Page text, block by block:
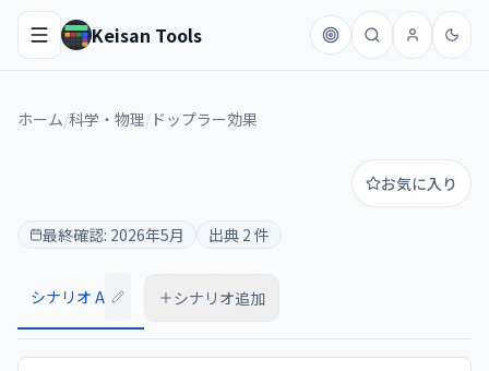
Keisan Tools
ホーム/科学・物理/ ドップラー効果
お気に入り
最終確認: 2026年5月 出典 2 件
シナリオ A シナリオ追加